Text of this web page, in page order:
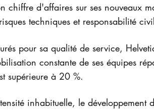
chiffre d'affaires sur ses nouveaux
techniques et responsabilité
pour sa qualité de service,
constante de ses équipes
supérieure à 20 %.
inhabituelle, le